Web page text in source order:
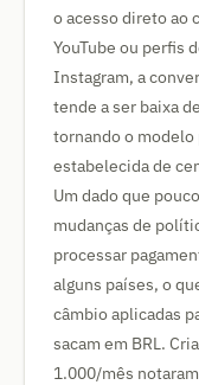
o acesso direto ao
YouTube ou perfis
Instagram, a
tende a ser baixa
tornando o modelo
estabelecida de
Um dado que
mudanças de
processar
alguns países, o
câmbio aplicadas
sacam em BRL.
1.000/mês